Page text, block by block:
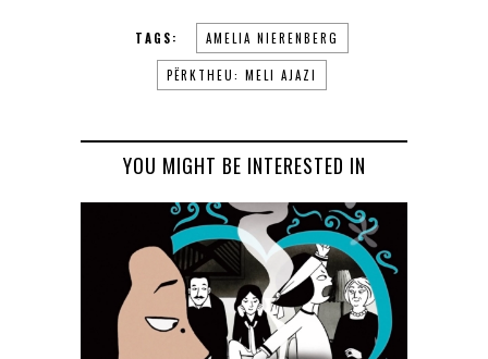
TAGS: AMELIA NIERENBERG
PËRKTHEU: MELI AJAZI
YOU MIGHT BE INTERESTED IN